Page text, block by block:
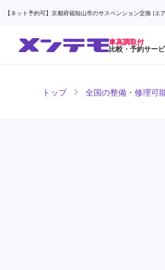
【ネット予約可】京都府福知山市のサスペンション交換 (
車高調取付
比較・予約サー
トップ 全国の整備・修理可